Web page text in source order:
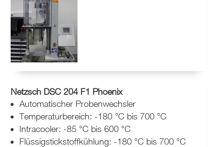
Netzsch DSC 204 F1 Phoenix
Automatischer Probenwechsler
Temperaturbereich: -180 °C bis 700 °C
Intracooler: -85 °C bis 600 °C
Flüssigstickstoffkühlung: -180 °C bis 700 °C